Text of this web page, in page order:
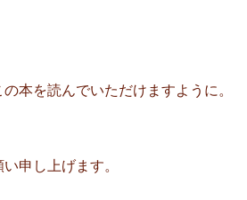
本を読んでいただけますように。
申し上げます。